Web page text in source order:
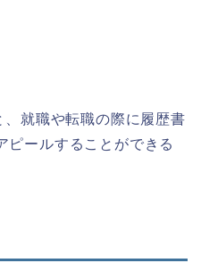
就職や転職の際に履歴書
ピールすることができる